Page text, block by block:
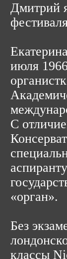
Дмитрий
июля
С
«орган».
Без
классы